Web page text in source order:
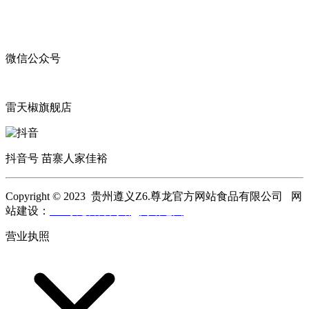
微信公众号
雷天椒旗舰店
抖音号 苗寨人家佳裕
Copyright © 2023 贵州遵义Z6.尊龙官方网站食品有限公司 网
站建设：
营业执照